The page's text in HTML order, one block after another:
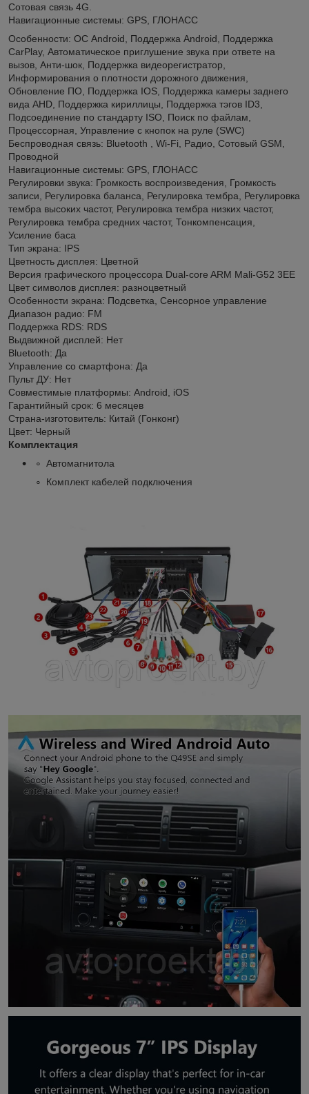
Сотовая связь 4G.
Навигационные системы: GPS, ГЛОНАСС
Особенности: ОС Android, Поддержка Android, Поддержка
CarPlay, Автоматическое приглушение звука при ответе на
вызов, Анти-шок, Поддержка видеорегистратор,
Информирования о плотности дорожного движения,
Обновление ПО, Поддержка IOS, Поддержка камеры заднего
вида AHD, Поддержка кириллицы, Поддержка тэгов ID3,
Подсоединение по стандарту ISO, Поиск по файлам,
Процессорная, Управление с кнопок на руле (SWC)
Беспроводная связь: Bluetooth , Wi-Fi, Радио, Сотовый GSM,
Проводной
Навигационные системы: GPS, ГЛОНАСС
Регулировки звука: Громкость воспроизведения, Громкость
записи, Регулировка баланса, Регулировка тембра, Регулировка
тембра высоких частот, Регулировка тембра низких частот,
Регулировка тембра средних частот, Тонкомпенсация,
Усиление баса
Тип экрана: IPS
Цветность дисплея: Цветной
Версия графического процессора Dual-core ARM Mali-G52 3EE
Цвет символов дисплея: разноцветный
Особенности экрана: Подсветка, Сенсорное управление
Диапазон радио: FM
Поддержка RDS: RDS
Выдвижной дисплей: Нет
Bluetooth: Да
Управление со смартфона: Да
Пульт ДУ: Нет
Совместимые платформы: Android, iOS
Гарантийный срок: 6 месяцев
Страна-изготовитель: Китай (Гонконг)
Цвет: Черный
Комплектация
Автомагнитола
Комплект кабелей подключения